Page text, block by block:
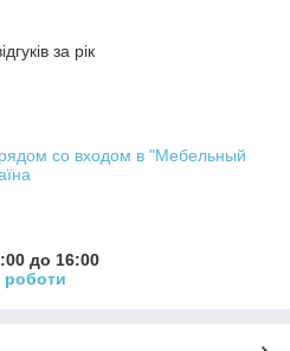
за рік
со входом в "Мебельный
до 16:00
роботи